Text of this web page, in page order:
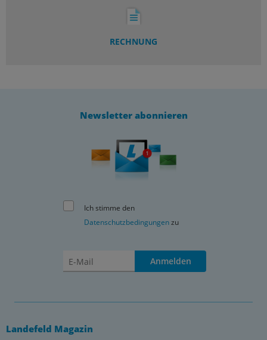
RECHNUNG
Newsletter abonnieren
Ich stimme den
Datenschutzbedingungenzu
Anmelden
Landefeld Magazin